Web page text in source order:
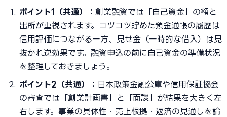
ポイント1（共通）： 創業融資では「自己資金」の額と
出所が重視されます。コツコツ貯めた預金通帳の履歴は
信用評価につながる一方、見せ金（一時的な借入）は見
抜かれ逆効果です。融資申込の前に自己資金の準備状況
を整理しておきましょう。
ポイント2（共通）： 日本政策金融公庫や信用保証協会
の審査では「創業計画書」と「面談」が結果を大きく左
右します。事業の具体性・売上根拠・返済の見通しを論